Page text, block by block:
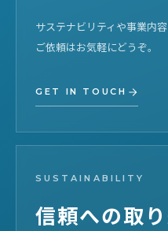
サステナビリティや事業内
ご依頼はお気軽にどうぞ。
GET IN TOUCH
SUSTAINABILITY
信頼への取